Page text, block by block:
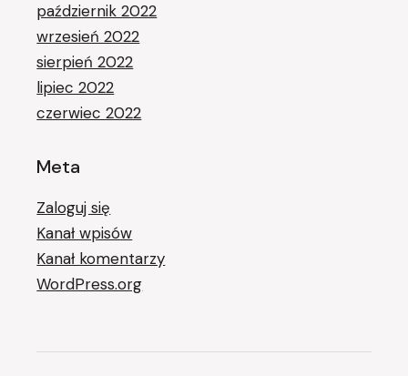
październik 2022
wrzesień 2022
sierpień 2022
lipiec 2022
czerwiec 2022
Meta
Zaloguj się
Kanał wpisów
Kanał komentarzy
WordPress.org